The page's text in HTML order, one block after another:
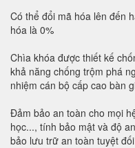
Có thể đổi mã hóa lên đến
hóa là 0%
Chìa khóa được thiết kế
khả năng chống trộm phá
nhiệm cán bộ cấp cao bàn
Đảm bảo an toàn cho mọi
học..., tính bảo mật và độ
bảo lưu trữ an toàn tuyệt